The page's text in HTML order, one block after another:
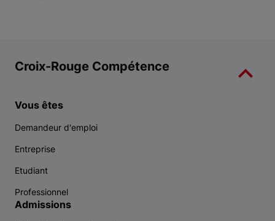
Croix-Rouge Compétence
Vous êtes
Demandeur d'emploi
Entreprise
Etudiant
Professionnel
Admissions